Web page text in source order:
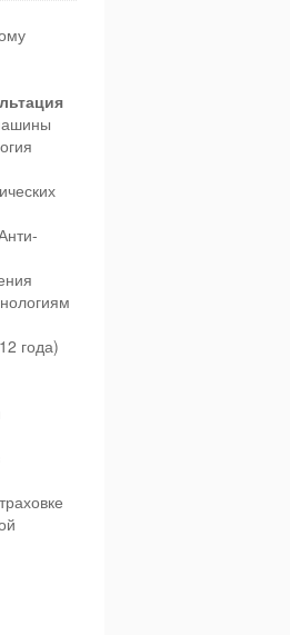
года)